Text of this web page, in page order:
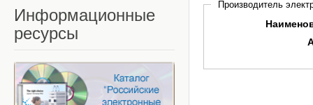
Производитель
Информационные
ресурсы